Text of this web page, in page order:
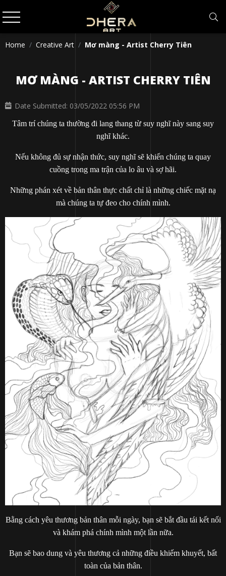
Home Creative Art Mơ màng - Artist Cherry Tiên
MƠ MÀNG - ARTIST CHERRY TIÊN
Date Submitted: 03/05/2022 05:56 PM
Tâm trí chúng ta thường đi lang thang từ suy nghĩ này sang suy
nghĩ khác.
Nếu không đủ sự nhận thức, suy nghĩ sẽ khiến chúng ta quay
cuồng trong ma trận của lo âu và sợ hãi.
Những phán xét về bản thân thực chất chỉ là những chiếc mặt nạ
mà chúng ta tự đeo cho chính mình.
Bằng cách yêu thương bản thân mỗi ngày, bạn sẽ bắt đầu tái kết nối
và khám phá chính mình một lần nữa.
Bạn sẽ bao dung và yêu thương cả những điều khiếm khuyết, bất
toàn của bản thân.